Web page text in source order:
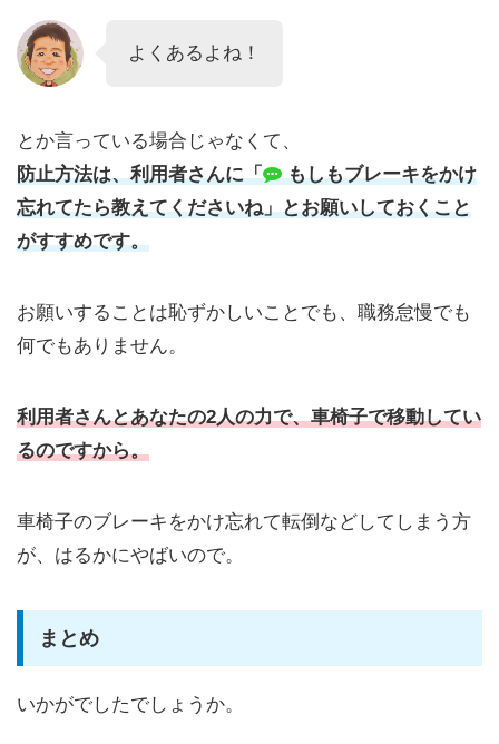
よくあるよね！
とか言っている場合じゃなくて、
防止方法は、利用者さんに「
もしもブレーキをかけ
忘れてたら教えてくださいね」とお願いしておくこと
がすすめです。
お願いすることは恥ずかしいことでも、職務怠慢でも
何でもありません。
利用者さんとあなたの2人の力で、車椅子で移動してい
るのですから。
車椅子のブレーキをかけ忘れて転倒などしてしまう方
が、はるかにやばいので。
まとめ
いかがでしたでしょうか。